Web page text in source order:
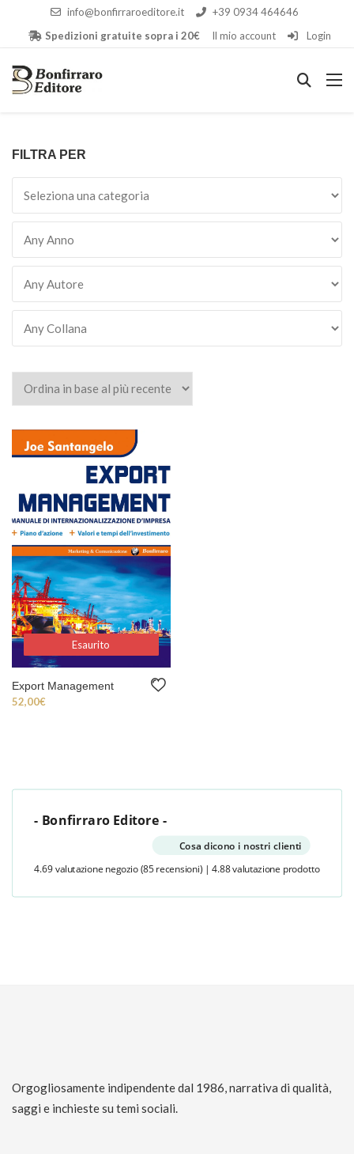
info@bonfirraroeditore.it
+39 0934 464646
Spedizioni gratuite sopra i 20€
Il mio account Login
FILTRA PER
Esaurito
Esaurito
Export Management
52,00€
- Bonfirraro Editore -
Cosa dicono i nostri clienti
4.69 valutazione negozio (85 recensioni) | 4.88 valutazione prodotto
Orgogliosamente indipendente dal 1986, narrativa di qualità,
saggi e inchieste su temi sociali.